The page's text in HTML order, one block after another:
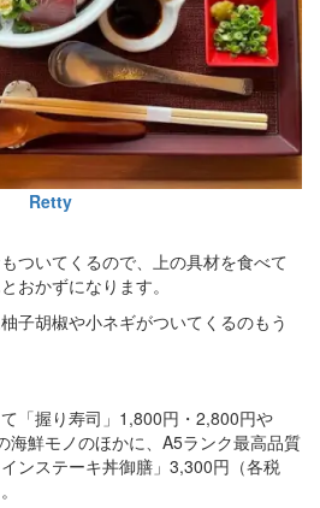
Retty
ついてくるので、上の具材を食べて
おかずになります。
子胡椒や小ネギがついてくるのもう
「握り寿司」1,800円・2,800円や
海鮮モノのほかに、A5ランク最高品質
ンステーキ丼御膳」3,300円（各税